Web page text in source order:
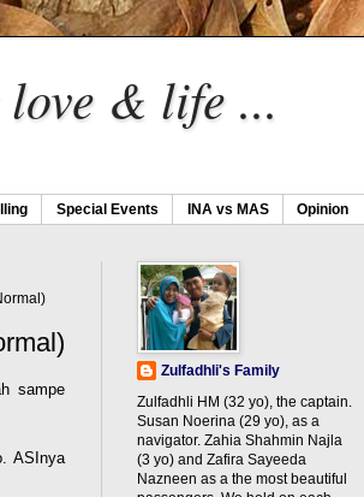
& life ...
Special Events INA vs MAS Opinion
sampe
ASInya
Zulfadhli's Family
Zulfadhli HM (32 yo), the captain.
Susan Noerina (29 yo), as a
navigator. Zahia Shahmin Najla
(3 yo) and Zafira Sayeeda
Nazneen as a the most beautiful